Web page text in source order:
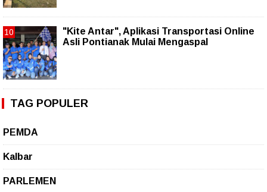
"Kite Antar", Aplikasi Transportasi Online
Asli Pontianak Mulai Mengaspal
TAG POPULER
PEMDA
Kalbar
PARLEMEN